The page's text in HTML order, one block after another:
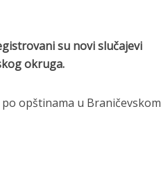
su novi slučajevi
okruga.
opštinama u Braničevskom